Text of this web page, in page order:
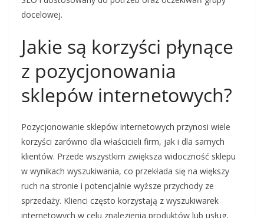
docelowej.
Jakie są korzyści płynące
z pozycjonowania
sklepów internetowych?
Pozycjonowanie sklepów internetowych przynosi wiele
korzyści zarówno dla właścicieli firm, jak i dla samych
klientów. Przede wszystkim zwiększa widoczność sklepu
w wynikach wyszukiwania, co przekłada się na większy
ruch na stronie i potencjalnie wyższe przychody ze
sprzedaży. Klienci często korzystają z wyszukiwarek
internetowych w celu znalezienia produktów lub usług,